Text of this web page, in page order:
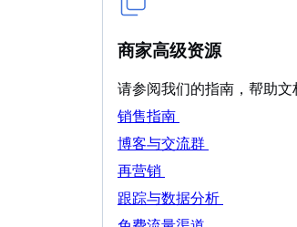
商家高级资源
请参阅我们的指南，帮助
销售指南
博客与交流群
再营销
跟踪与数据分析